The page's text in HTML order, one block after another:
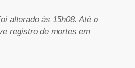
alterado às 15h08. Até o
registro de mortes em